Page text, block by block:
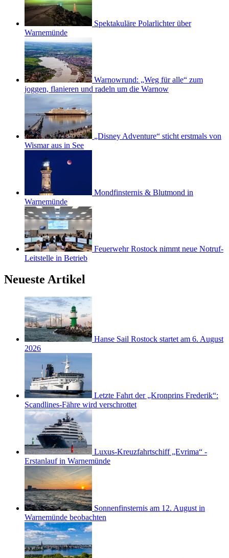
Spektakuläre Polarlichter über
Warnemünde
Warnowrund: „Weg für alle“ zum
joggen, flanieren und radeln um die Warnow
„Disney Adventure“ sticht erstmals von
Wismar aus in See
Mondfinsternis & Blutmond in
Warnemünde
Feuerwehr Rostock nimmt neue Notruf-
Leitstelle in Betrieb
Neueste Artikel
Hanse Sail Rostock startet am 6. August
2026
Letzte Fahrt der „Kronprins Frederik“:
Scandlines-Fähre wird verschrottet
Luxus-Kreuzfahrtschiff „Evrima“ -
Erstanlauf in Warnemünde
Sonnenfinsternis am 12. August in
Warnemünde beobachten